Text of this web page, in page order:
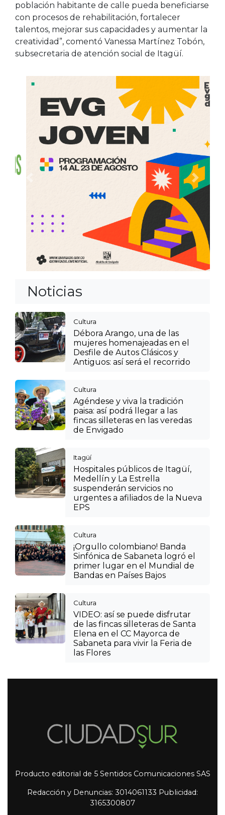
población habitante de calle pueda beneficiarse
con procesos de rehabilitación, fortalecer
talentos, mejorar sus capacidades y aumentar la
creatividad”, comentó Vanessa Martínez Tobón,
subsecretaria de atención social de Itagüí.
Noticias
Cultura
Débora Arango, una de las
mujeres homenajeadas en el
Desfile de Autos Clásicos y
Antiguos: así será el recorrido
Cultura
Agéndese y viva la tradición
paisa: así podrá llegar a las
fincas silleteras en las veredas
de Envigado
Itagüí
Hospitales públicos de Itagüí,
Medellín y La Estrella
suspenderán servicios no
urgentes a afiliados de la Nueva
EPS
Cultura
¡Orgullo colombiano! Banda
Sinfónica de Sabaneta logró el
primer lugar en el Mundial de
Bandas en Países Bajos
Cultura
VIDEO: así se puede disfrutar
de las fincas silleteras de Santa
Elena en el CC Mayorca de
Sabaneta para vivir la Feria de
las Flores
Producto editorial de 5 Sentidos Comunicaciones SAS
Redacción y Denuncias: 3014061133 Publicidad:
3165300807